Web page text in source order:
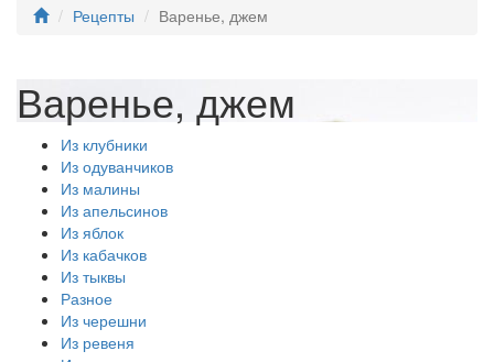
Рецепты
Варенье, джем
Варенье, джем
Из клубники
Из одуванчиков
Из малины
Из апельсинов
Из яблок
Из кабачков
Из тыквы
Разное
Из черешни
Из ревеня